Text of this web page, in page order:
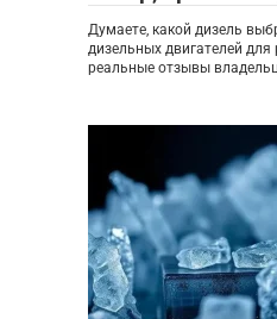
Думаете, какой дизель
дизельных двигателей для
реальные отзывы